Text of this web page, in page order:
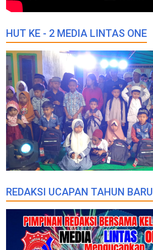
HUT KE - 2 MEDIA LINTAS ONE
REDAKSI UCAPAN TAHUN BARU